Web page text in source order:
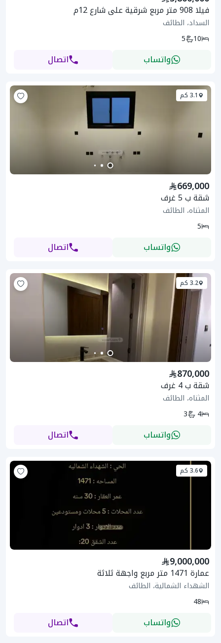
فيلا 908 متر مربع شرقية على شارع 12م
السداد، الطائف
10
5
واتساب اتصال
3.1 كم
669,000
شقة ب 5 غرف
المثناه، الطائف
5
واتساب اتصال
3.2 كم
870,000
شقة ب 4 غرف
المثناه، الطائف
4
3
واتساب اتصال
3.6 كم
9,000,000
عمارة 1471 متر مربع واجهة ثلاثة
الشهداء الشمالية، الطائف
48
واتساب اتصال